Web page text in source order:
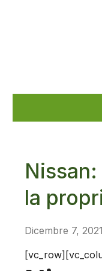
la
Dicembre 7, 2021